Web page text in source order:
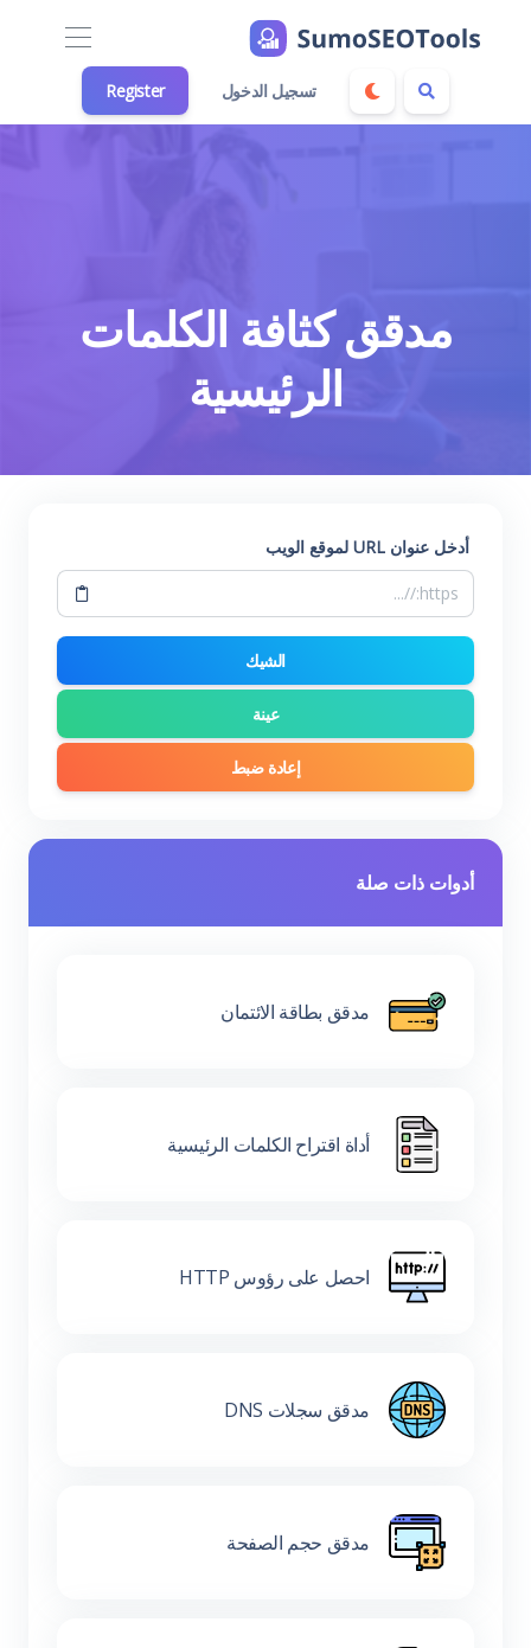
تسجيل الدخول Register
مدقق كثافة الكلمات
الرئيسية
أدخل عنوان URL لموقع الويب
الشيك
عينة
إعادة ضبط
أدوات ذات صلة
مدقق بطاقة الائتمان
أداة اقتراح الكلمات الرئيسية
احصل على رؤوس HTTP
مدقق سجلات DNS
مدقق حجم الصفحة